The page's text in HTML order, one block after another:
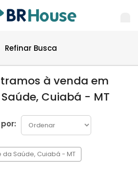
Refinar Busca
à venda em
Cuiabá - MT
da Saúde, Cuiabá - MT